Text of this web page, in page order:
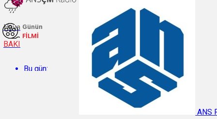
Hava
BAKI
Bu gün:
Temperatur: 27.4°C. Rütubət: 63%.
Günün
FİLMİ
ANS